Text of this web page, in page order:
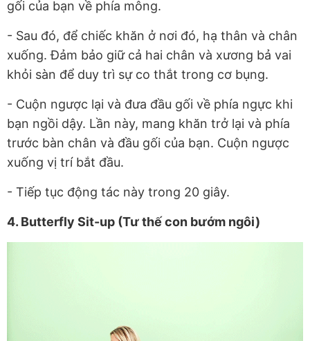
gối của bạn về phía mông.
- Sau đó, để chiếc khăn ở nơi đó, hạ thân và chân
xuống. Đảm bảo giữ cả hai chân và xương bả vai
khỏi sàn để duy trì sự co thắt trong cơ bụng.
- Cuộn ngược lại và đưa đầu gối về phía ngực khi
bạn ngồi dậy. Lần này, mang khăn trở lại và phía
trước bàn chân và đầu gối của bạn. Cuộn ngược
xuống vị trí bắt đầu.
- Tiếp tục động tác này trong 20 giây.
4. Butterfly Sit-up (Tư thế con bướm ngôi)